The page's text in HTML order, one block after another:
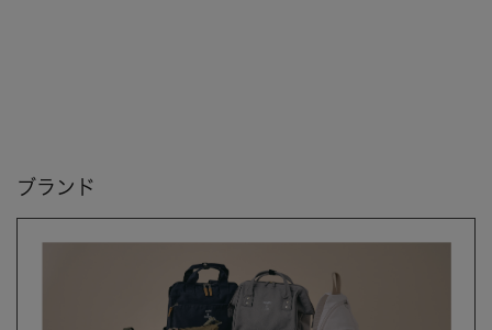
ブランド